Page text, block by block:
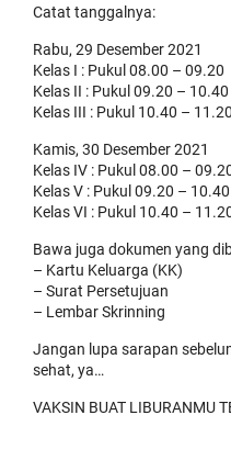
Catat tanggalnya:
Rabu, 29 Desember 2021
Kelas I : Pukul 08.00 – 09.20
Kelas II : Pukul 09.20 – 10.40
Kelas III : Pukul 10.40 – 11.20
Kamis, 30 Desember 2021
Kelas IV : Pukul 08.00 –
Kelas V : Pukul 09.20 – 10.40
Kelas VI : Pukul 10.40 –
Bawa juga dokumen yang
– Kartu Keluarga (KK)
– Surat Persetujuan
– Lembar Skrinning
Jangan lupa sarapan
sehat, ya…
VAKSIN BUAT LIBURANMU